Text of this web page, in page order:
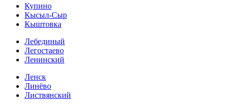
Купино
Кысыл-Сыр
Кыштовка
Лебединый
Легостаево
Ленинский
Ленск
Линёво
Листвянский